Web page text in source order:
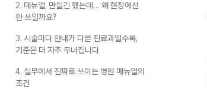
2. 매뉴얼, 만들긴 했는데… 왜 현장에선
안 쓰일까요?
3. 시술마다 안내가 다른 진료과일수록,
기준은 더 자주 무너집니다
4. 실무에서 진짜로 쓰이는 병원 매뉴얼의
조건